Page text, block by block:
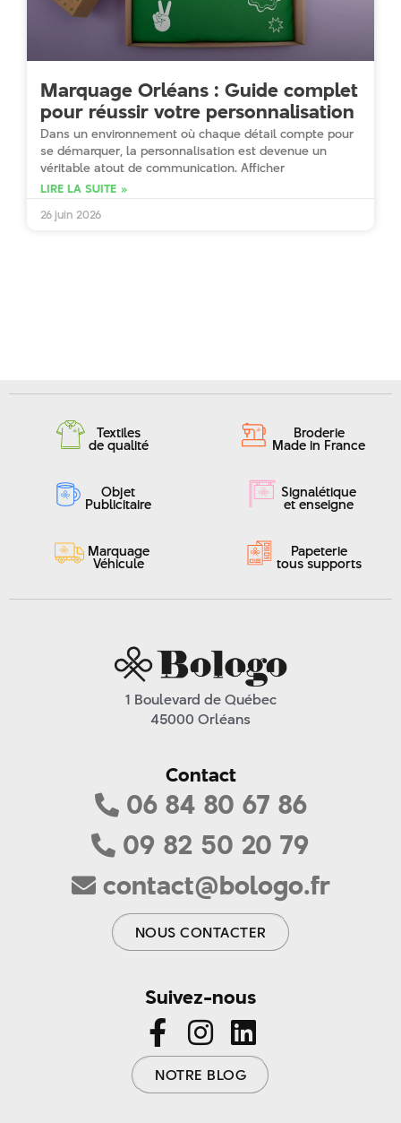
Marquage Orléans : Guide complet
pour réussir votre personnalisation
Dans un environnement où chaque détail compte pour
se démarquer, la personnalisation est devenue un
véritable atout de communication. Afficher
LIRE LA SUITE »
26 juin 2026
Textiles
de qualité
Broderie
Made in France
Objet
Publicitaire
Signalétique
et enseigne
Marquage
Véhicule
Papeterie
tous supports
1 Boulevard de Québec
45000 Orléans
Contact
06 84 80 67 86
09 82 50 20 79
contact@bologo.fr
NOUS CONTACTER
Suivez-nous
NOTRE BLOG